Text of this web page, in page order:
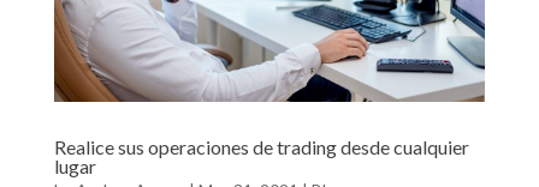
Realice sus operaciones de trading desde cualquier
lugar